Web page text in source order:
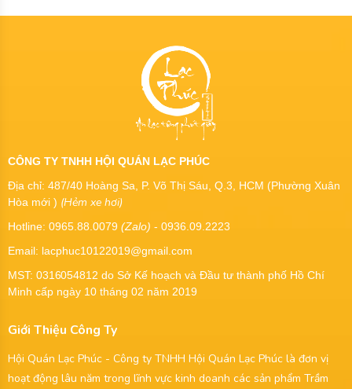
CÔNG TY TNHH HỘI QUÁN LẠC PHÚC
Địa chỉ: 487/40 Hoàng Sa, P. Võ Thị Sáu, Q.3, HCM (Phường Xuân
Hòa mới ) (Hẻm xe hơi)
Hotline: 0965.88.0079 (Zalo) - 0936.09.2223
Email: lacphuc10122019@gmail.com
MST: 0316054812 do Sở Kế hoạch và Đầu tư thành phố Hồ Chí
Minh cấp ngày 10 tháng 02 năm 2019
Giới Thiệu Công Ty
Hội Quán Lạc Phúc - Công ty TNHH Hội Quán Lạc Phúc là đơn vị
hoạt động lâu năm trong lĩnh vực kinh doanh các sản phẩm Trầm